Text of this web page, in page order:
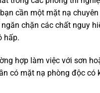
cần một mặt nạ
chặn các chất nguy
hấp.
hợp làm việc với sơn
có mặt nạ phòng độc có